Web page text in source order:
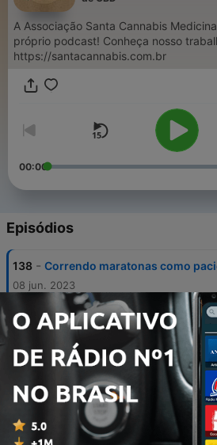
A Associação Santa Cannabis
próprio podcast! Conheça nosso trabalho social em
https://santacannabis.com.br
00:00
Episódios
138 - Correndo maratonas como
08 jun. 2023
137 - O Brasil voltou a ter uma
136 - Comunicação a serviço da
25 maio 2023
135 No laboratório da Santa
18 maio 2023